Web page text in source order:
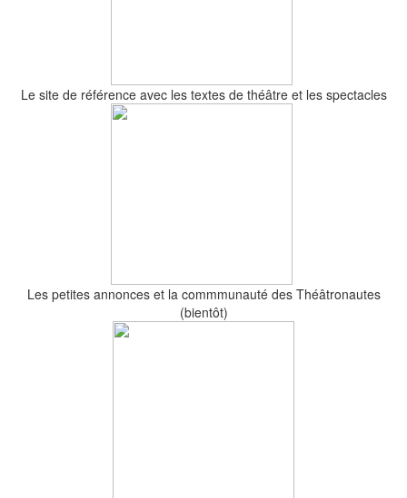
Le site de référence avec les textes de théâtre et les spectacles
Les petites annonces et la commmunauté des Théâtronautes
(bientôt)